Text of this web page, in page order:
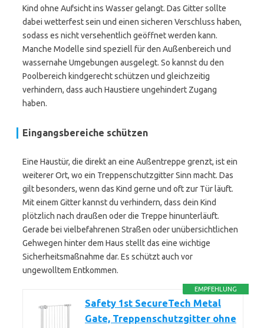
Kind ohne Aufsicht ins Wasser gelangt. Das Gitter sollte
dabei wetterfest sein und einen sicheren Verschluss haben,
sodass es nicht versehentlich geöffnet werden kann.
Manche Modelle sind speziell für den Außenbereich und
wassernahe Umgebungen ausgelegt. So kannst du den
Poolbereich kindgerecht schützen und gleichzeitig
verhindern, dass auch Haustiere ungehindert Zugang
haben.
Eingangsbereiche schützen
Eine Haustür, die direkt an eine Außentreppe grenzt, ist ein
weiterer Ort, wo ein Treppenschutzgitter Sinn macht. Das
gilt besonders, wenn das Kind gerne und oft zur Tür läuft.
Mit einem Gitter kannst du verhindern, dass dein Kind
plötzlich nach draußen oder die Treppe hinunterläuft.
Gerade bei vielbefahrenen Straßen oder unübersichtlichen
Gehwegen hinter dem Haus stellt das eine wichtige
Sicherheitsmaßnahme dar. Es schützt auch vor
ungewolltem Entkommen.
EMPFEHLUNG
Safety 1st SecureTech Metal
Gate, Treppenschutzgitter ohne